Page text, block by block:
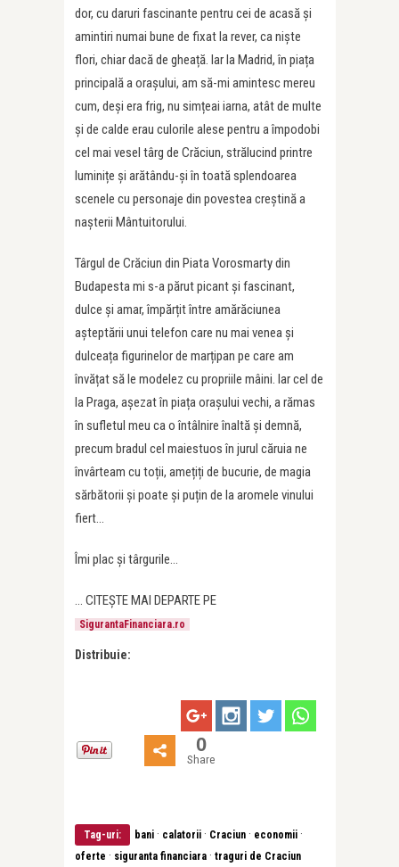
dor, cu daruri fascinante pentru cei de acasă și
amintiri numai bune de fixat la rever, ca niște
flori, chiar dacă de gheață. Iar la Madrid, în piața
principală a orașului, am să-mi amintesc mereu
cum, deși era frig, nu simțeai iarna, atât de multe
și de calde erau culorile alese pentru a împodobi
cel mai vesel târg de Crăciun, strălucind printre
luminițe și arătându-și în toată splendoarea
scenele cu personaje din povestea creștină a
nașterii Mântuitorului.
Târgul de Crăciun din Piata Vorosmarty din
Budapesta mi s-a părut picant și fascinant,
dulce și amar, împărțit între amărăciunea
așteptării unui telefon care nu mai venea și
dulceața figurinelor de marțipan pe care am
învățat să le modelez cu propriile mâini. Iar cel de
la Praga, așezat în piața orașului vechi, a rămas
în sufletul meu ca o întâlnire înaltă și demnă,
precum bradul cel maiestuos în jurul căruia ne
învârteam cu toții, amețiți de bucurie, de magia
sărbătorii și poate și puțin de la aromele vinului
fiert…
Îmi plac și târgurile…
… CITEȘTE MAI DEPARTE PE
SigurantaFinanciara.ro
Distribuie:
0
Share
Tag-uri: bani · calatorii · Craciun · economii ·
oferte · siguranta financiara · traguri de Craciun